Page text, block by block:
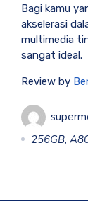
Bagi kamu
akselerasi
multimedia
sangat ideal.
Review by
256GB,